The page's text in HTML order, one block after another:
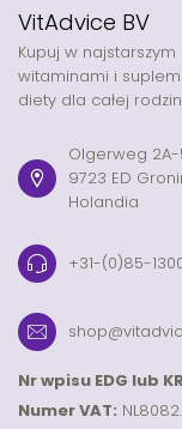
VitAdvice BV
Kupuj w
witaminami i
diety dla całej
Olgerweg 2A-
9723 ED
Holandia
+31-(0)85-
Nr wpisu EDG lub
Numer VAT: